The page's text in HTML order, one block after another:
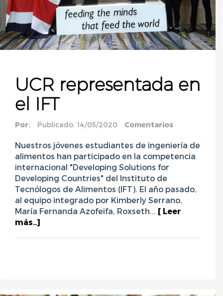
UCR representada en
el IFT
Por: Publicado: 14/05/2020 Comentarios
Nuestros jóvenes estudiantes de ingeniería de
alimentos han participado en la competencia
internacional "Developing Solutions for
Developing Countries" del Instituto de
Tecnólogos de Alimentos (IFT). El año pasado,
al equipo integrado por Kimberly Serrano,
María Fernanda Azofeifa, Roxseth... [ Leer
más..]